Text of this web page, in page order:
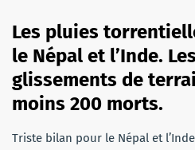
Les pluies
le Népal et l’Inde.
glissements de
moins 200 morts.
Triste bilan pour le Népal et